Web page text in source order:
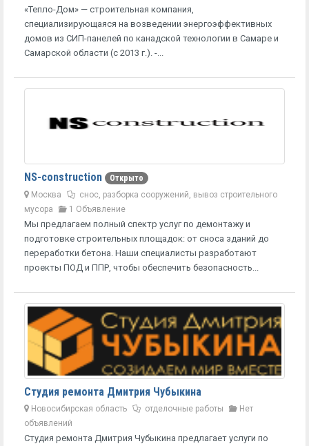
«Тепло-Дом» — строительная компания,
специализирующаяся на возведении энергоэффективных
домов из СИП-панелей по канадской технологии в Самаре и
Самарской области (с 2013 г.). -...
NS-construction
Открыто
Москва
снос, разборка сооружений, вывоз строительного
мусора
1 Объявление
Мы предлагаем полный спектр услуг по демонтажу и
подготовке строительных площадок: от сноса зданий до
переработки бетона. Наши специалисты разработают
проекты ПОД и ППР, чтобы обеспечить безопасность...
Студия ремонта Дмитрия Чубыкина
Новосибирская область отделочные работы
Нет
объявлений
Студия ремонта Дмитрия Чубыкина предлагает услуги по